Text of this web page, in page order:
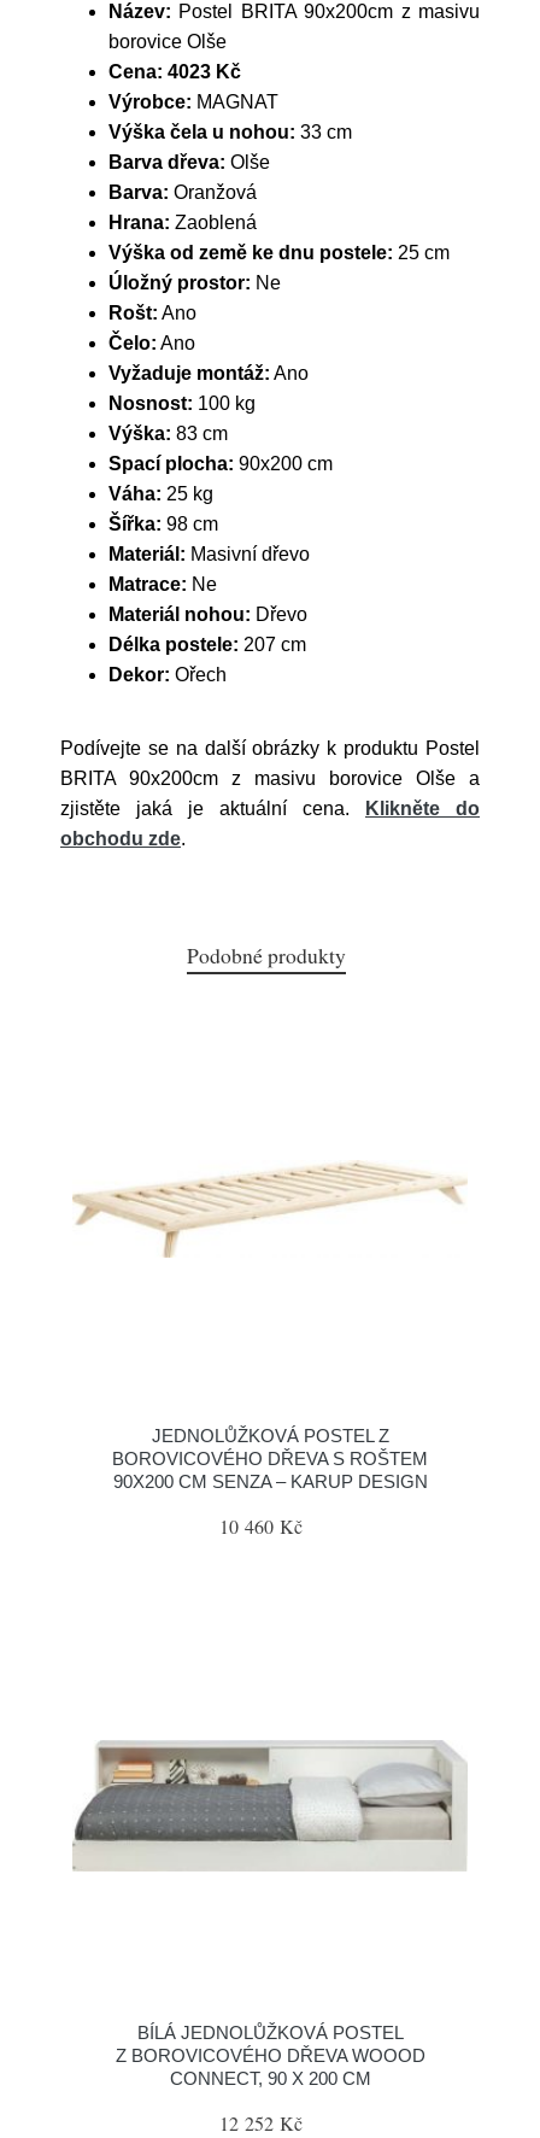
Název: Postel BRITA 90x200cm z masivu
borovice Olše
Cena: 4023 Kč
Výrobce: MAGNAT
Výška čela u nohou: 33 cm
Barva dřeva: Olše
Barva: Oranžová
Hrana: Zaoblená
Výška od země ke dnu postele: 25 cm
Úložný prostor: Ne
Rošt: Ano
Čelo: Ano
Vyžaduje montáž: Ano
Nosnost: 100 kg
Výška: 83 cm
Spací plocha: 90x200 cm
Váha: 25 kg
Šířka: 98 cm
Materiál: Masivní dřevo
Matrace: Ne
Materiál nohou: Dřevo
Délka postele: 207 cm
Dekor: Ořech
Podívejte se na další obrázky k produktu Postel
BRITA 90x200cm z masivu borovice Olše a
zjistěte jaká je aktuální cena.
Klikněte do
obchodu zde.
Podobné produkty
JEDNOLŮŽKOVÁ POSTEL Z
BOROVICOVÉHO DŘEVA S ROŠTEM
90X200 CM SENZA – KARUP DESIGN
10 460 Kč
BÍLÁ JEDNOLŮŽKOVÁ POSTEL
Z BOROVICOVÉHO DŘEVA WOOOD
CONNECT, 90 X 200 CM
12 252 Kč